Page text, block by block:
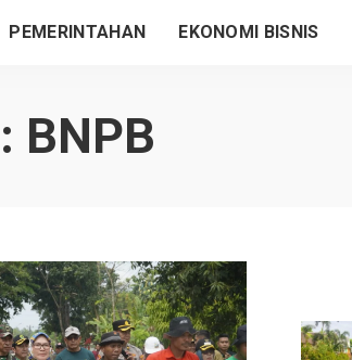
PEMERINTAHAN EKONOMI BISNIS
BNPB